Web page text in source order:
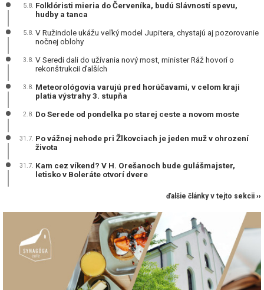
5.8. Folklóristi mieria do Červeníka, budú Slávností spevu,
hudby a tanca
5.8. V Ružindole ukážu veľký model Jupitera, chystajú aj pozorovanie
nočnej oblohy
3.8. V Seredi dali do užívania nový most, minister Ráž hovorí o
rekonštrukcii ďalších
3.8. Meteorológovia varujú pred horúčavami, v celom kraji
platia výstrahy 3. stupňa
2.8. Do Serede od pondelka po starej ceste a novom moste
31.7. Po vážnej nehode pri Žlkovciach je jeden muž v ohrození
života
31.7. Kam cez víkend? V H. Orešanoch bude gulášmajster,
letisko v Boleráte otvorí dvere
ďalšie články v tejto sekcii ››